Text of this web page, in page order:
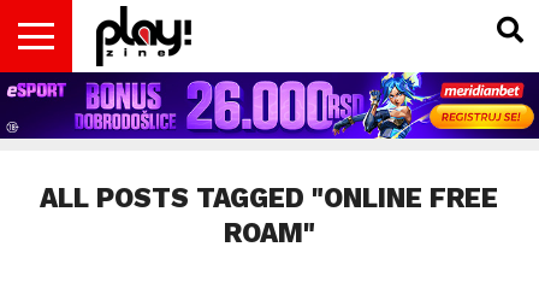
VESTI
MAGAZIN
PLAY!RETRO
PLAY!CAST
PLAY!CON
PLAY!BIZ
INSIDER
OPISI
IGARA
DOMAĆA
SCENA
INTERVJUI
GADGETS
FILM
& TV
KOLUMNE
ALL POSTS TAGGED "ONLINE FREE
ROAM"